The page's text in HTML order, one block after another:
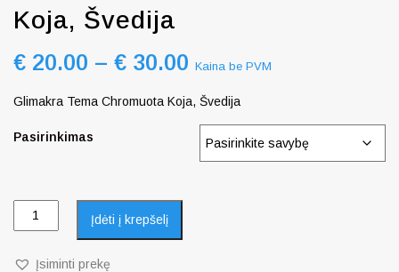
Koja, Švedija
€ 20.00 – € 30.00 Kaina be PVM
Glimakra Tema Chromuota Koja, Švedija
Pasirinkimas
Įdėti į krepšelį
Įsiminti prekę